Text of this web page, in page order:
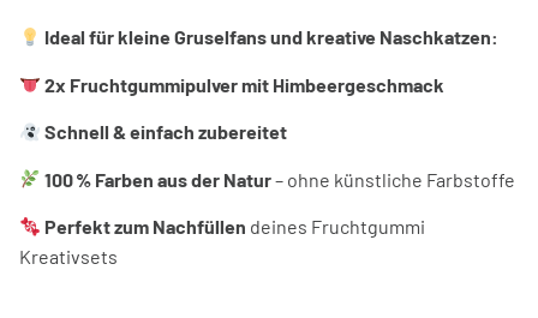
Ideal für kleine Gruselfans und kreative Naschkatzen:
2x Fruchtgummipulver mit Himbeergeschmack
Schnell & einfach zubereitet
100 % Farben aus der Natur– ohne künstliche Farbstoffe
Perfekt zum Nachfüllen deines Fruchtgummi
Kreativsets